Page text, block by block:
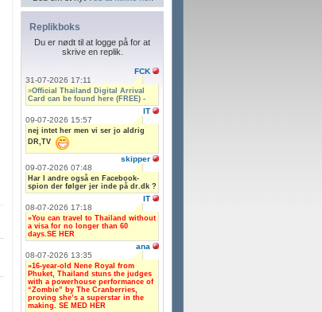
Replikboks
Du er nødt til at logge på for at
skrive en replik.
FCK
31-07-2026 17:11
»Official Thailand Digital Arrival
Card can be found here (FREE) -
IT
09-07-2026 15:57
nej intet her men vi ser jo aldrig
DR,TV
skipper
09-07-2026 07:48
Har I andre også en Facebook-
spion der følger jer inde på dr.dk ?
IT
08-07-2026 17:18
»You can travel to Thailand without
a visa for no longer than 60
days.SE HER
ana
08-07-2026 13:35
»16-year-old Nene Royal from
Phuket, Thailand stuns the judges
with a powerhouse performance of
“Zombie” by The Cranberries,
proving she’s a superstar in the
making. SE MED HER